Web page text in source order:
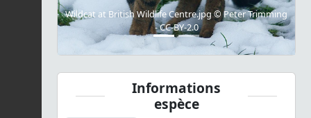
Wildcat at British Wildlife Centre.jpg © Peter Trimming
- CC-BY-2.0
Informations
espèce